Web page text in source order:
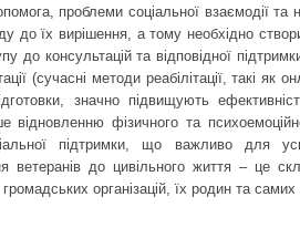
проблеми соціальної взаємодії та
до їх вирішення, а тому необхідно
до консультацій та відповідної
(сучасні методи реабілітації, такі як
значно підвищують
відновленню фізичного та
підтримки, що важливо для
ветеранів до цивільного життя – це
організацій, їх родин та самих